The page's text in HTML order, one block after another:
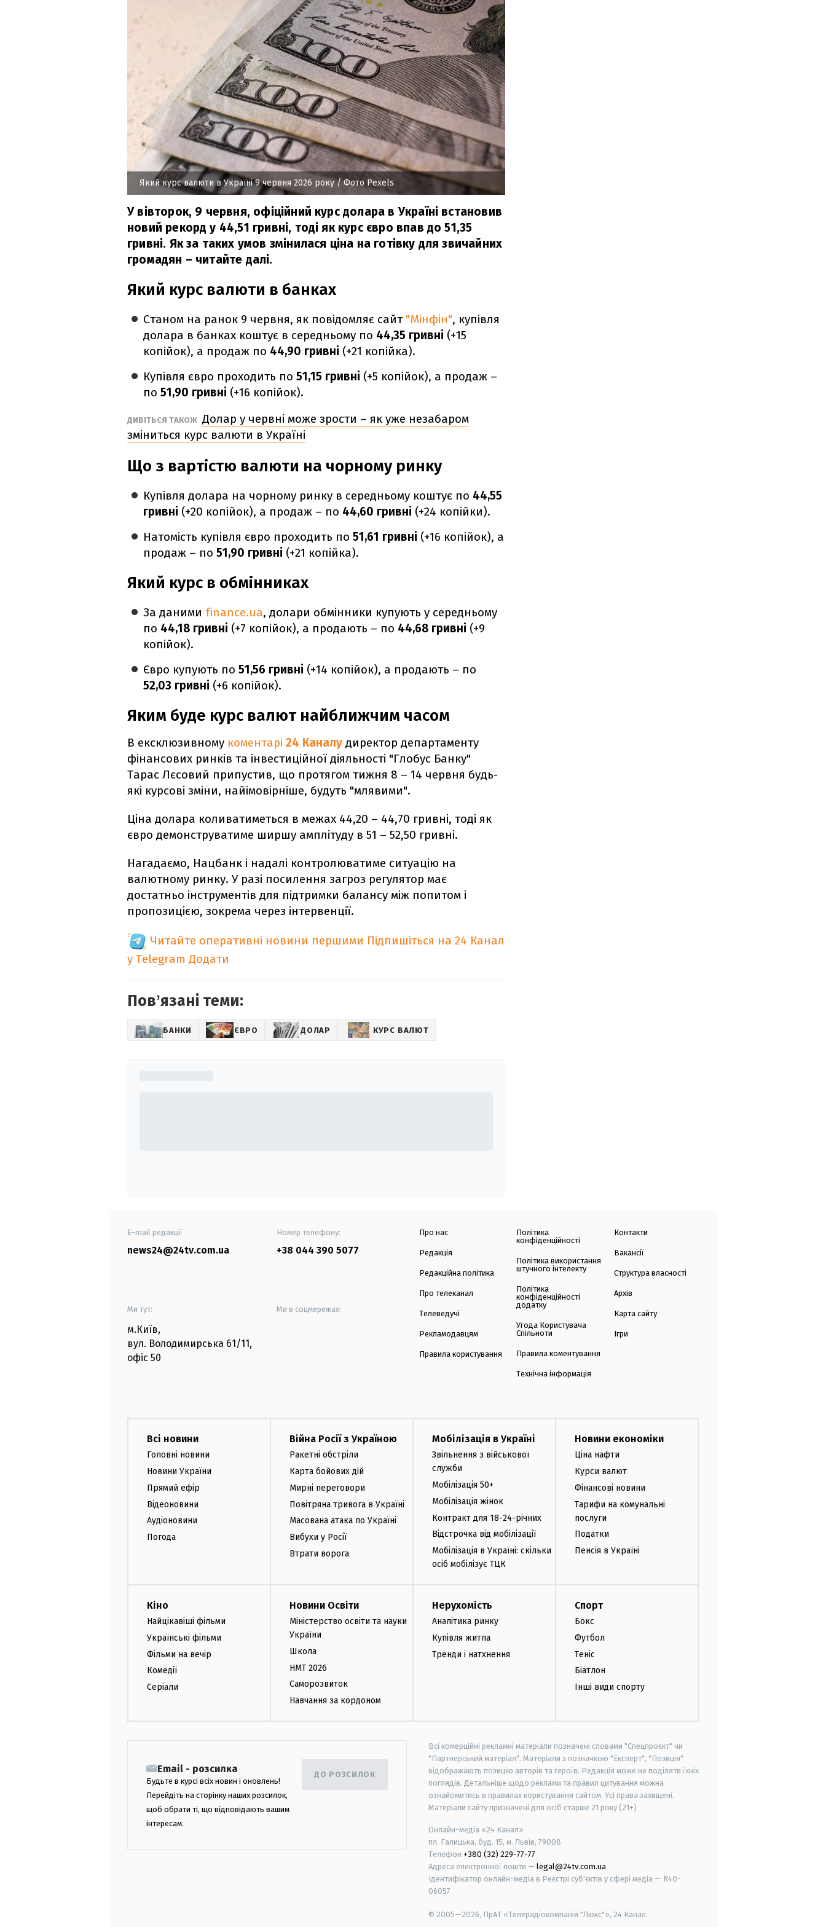
Який курс валюти в Україні 9 червня 2026 року/ Фото Pexels
У вівторок, 9 червня, офіційний курс долара в Україні встановив
новий рекорд у 44,51 гривні, тоді як курс євро впав до 51,35
гривні. Як за таких умов змінилася ціна на готівку для звичайних
громадян – читайте далі.
Який курс валюти в банках
Станом на ранок 9 червня, як повідомляє сайт"Мінфін", купівля
долара в банках коштує в середньому по 44,35 гривні (+15
копійок), а продаж по 44,90 гривні (+21 копійка).
Купівля євро проходить по51,15 гривні (+5 копійок), а продаж –
по51,90 гривні (+16 копійок).
ДИВІТЬСЯ ТАКОЖ Долар у червні може зрости – як уже незабаром
зміниться курс валюти в Україні
Що з вартістю валюти на чорному ринку
Купівля долара на чорному ринку в середньому коштує по 44,55
гривні (+20 копійок), а продаж – по 44,60 гривні (+24 копійки).
Натомість купівля євро проходить по 51,61 гривні (+16 копійок), а
продаж – по51,90 гривні (+21 копійка).
Який курс в обмінниках
За даними finance.ua, долари обмінники купують у середньому
по 44,18 гривні (+7 копійок), а продають – по 44,68 гривні (+9
копійок).
Євро купують по51,56 гривні (+14 копійок), а продають – по
52,03 гривні (+6 копійок).
Яким буде курс валют найближчим часом
В ексклюзивному коментарі 24 Каналу директор департаменту
фінансових ринків та інвестиційної діяльності "Глобус Банку"
Тарас Лєсовий припустив, що протягом тижня 8 – 14 червня будь-
які курсові зміни, найімовірніше, будуть "млявими".
Ціна долара коливатиметься в межах 44,20 – 44,70 гривні, тоді як
євро демонструватиме ширшу амплітуду в 51 – 52,50 гривні.
Нагадаємо, Нацбанк і надалі контролюватиме ситуацію на
валютному ринку. У разі посилення загроз регулятор має
достатньо інструментів для підтримки балансу між попитом і
пропозицією, зокрема через інтервенції.
Читайте оперативні новини першими Підпишіться на 24 Канал
у Telegram Додати
Повʼязані теми:
БАНКИ ЄВРО ДОЛАР КУРС ВАЛЮТ
E-mail редакції
news24@24tv.com.ua
Номер телефону:
+38 044 390 5077
Ми тут:
м.Київ,
вул. Володимирська 61/11,
офіс 50
Ми в соцмережах:
Про нас
Редакція
Редакційна політика
Про телеканал
Телеведучі
Рекламодавцям
Правила користування
Політика
конфіденційності
Політика використання
штучного інтелекту
Політика
конфіденційності
додатку
Угода Користувача
Спільноти
Правила коментування
Технічна інформація
Контакти
Вакансії
Структура власності
Архів
Карта сайту
Ігри
Всі новини
Головні новини
Новини України
Прямий ефір
Відеоновини
Аудіоновини
Погода
Війна Росії з Україною
Ракетні обстріли
Карта бойових дій
Мирні переговори
Повітряна тривога в Україні
Масована атака по Україні
Вибухи у Росії
Втрати ворога
Мобілізація в Україні
Звільнення з військової
служби
Мобілізація 50+
Мобілізація жінок
Контракт для 18-24-річних
Відстрочка від мобілізації
Мобілізація в Україні: скільки
осіб мобілізує ТЦК
Новини економіки
Ціна нафти
Курси валют
Фінансові новини
Тарифи на комунальні
послуги
Податки
Пенсія в Україні
Кіно
Найцікавіші фільми
Українські фільми
Фільми на вечір
Комедії
Серіали
Новини Освіти
Міністерство освіти та науки
України
Школа
НМТ 2026
Саморозвиток
Навчання за кордоном
Нерухомість
Аналітика ринку
Купівля житла
Тренди і натхнення
Спорт
Бокс
Футбол
Теніс
Біатлон
Інші види спорту
Email - розсилка
Будьте в курсі всіх новин і оновлень!
Перейдіть на сторінку наших розсилок,
щоб обрати ті, що відповідають вашим
інтересам.
ДО РОЗСИЛОК
Всі комерційні рекламні матеріали позначені словами "Спецпроєкт" чи
"Партнерський матеріал". Матеріали з позначкою "Експерт", "Позиція"
відображають позицію авторів та героїв. Редакція може не поділяти їхніх
поглядів. Детальніше щодо реклами та правил цитування можна
ознайомитись в правилах користування сайтом. Усі права захищені.
Матеріали сайту призначені для осіб старше 21 року (21+)
Онлайн-медіа «24 Канал»
пл. Галицька, буд. 15, м. Львів, 79008
Телефон +380 (32) 229-77-77
Адреса електронної пошти — legal@24tv.com.ua
Ідентифікатор онлайн-медіа в Реєстрі суб'єктів у сфері медіа — R40-
06057
© 2005—2026, ПрАТ «Телерадіокомпанія "Люкс"», 24 Канал.